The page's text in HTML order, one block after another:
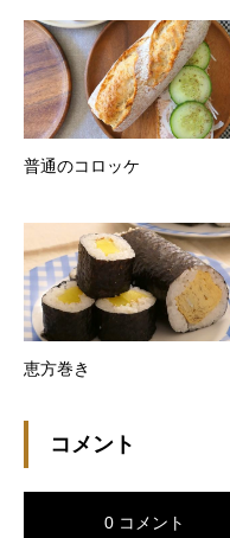
普通のコロッケ
恵方巻き
コメント
0 コメント